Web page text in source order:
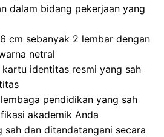
dalam bidang pekerjaan yang
cm sebanyak 2 lembar dengan
netral
identitas resmi yang sah
pendidikan yang sah
akademik Anda
sah dan ditandatangani secara